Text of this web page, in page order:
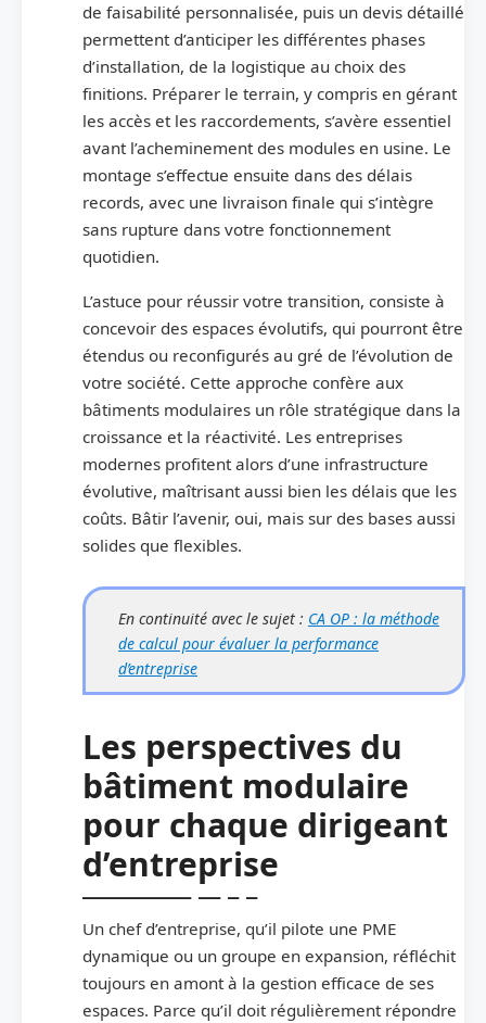
de faisabilité personnalisée, puis un devis détaillé
permettent d’anticiper les différentes phases
d’installation, de la logistique au choix des
finitions. Préparer le terrain, y compris en gérant
les accès et les raccordements, s’avère essentiel
avant l’acheminement des modules en usine. Le
montage s’effectue ensuite dans des délais
records, avec une livraison finale qui s’intègre
sans rupture dans votre fonctionnement
quotidien.
L’astuce pour réussir votre transition, consiste à
concevoir des espaces évolutifs, qui pourront être
étendus ou reconfigurés au gré de l’évolution de
votre société. Cette approche confère aux
bâtiments modulaires un rôle stratégique dans la
croissance et la réactivité. Les entreprises
modernes profitent alors d’une infrastructure
évolutive, maîtrisant aussi bien les délais que les
coûts. Bâtir l’avenir, oui, mais sur des bases aussi
solides que flexibles.
En continuité avec le sujet : CA OP : la méthode
de calcul pour évaluer la performance
d’entreprise
Les perspectives du
bâtiment modulaire
pour chaque dirigeant
d’entreprise
Un chef d’entreprise, qu’il pilote une PME
dynamique ou un groupe en expansion, réfléchit
toujours en amont à la gestion efficace de ses
espaces. Parce qu’il doit régulièrement répondre